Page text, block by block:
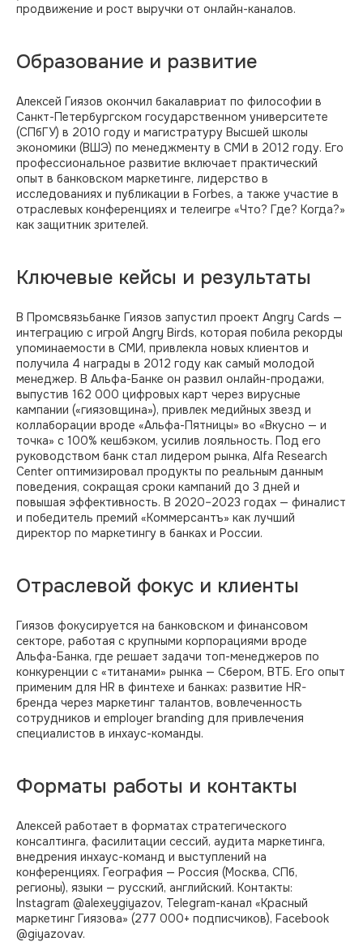
продвижение и рост выручки от онлайн-каналов.
Образование и развитие
Алексей Гиязов окончил бакалавриат по философии в
Санкт-Петербургском государственном университете
(СПбГУ) в 2010 году и магистратуру Высшей школы
экономики (ВШЭ) по менеджменту в СМИ в 2012 году. Его
профессиональное развитие включает практический
опыт в банковском маркетинге, лидерство в
исследованиях и публикации в Forbes, а также участие в
отраслевых конференциях и телеигре «Что? Где? Когда?»
как защитник зрителей.
Ключевые кейсы и результаты
В Промсвязьбанке Гиязов запустил проект Angry Cards —
интеграцию с игрой Angry Birds, которая побила рекорды
упоминаемости в СМИ, привлекла новых клиентов и
получила 4 награды в 2012 году как самый молодой
менеджер. В Альфа-Банке он развил онлайн-продажи,
выпустив 162 000 цифровых карт через вирусные
кампании («гиязовщина»), привлек медийных звезд и
коллаборации вроде «Альфа-Пятницы» во «Вкусно — и
точка» с 100% кешбэком, усилив лояльность. Под его
руководством банк стал лидером рынка, Alfa Research
Center оптимизировал продукты по реальным данным
поведения, сокращая сроки кампаний до 3 дней и
повышая эффективность. В 2020–2023 годах — финалист
и победитель премий «Коммерсантъ» как лучший
директор по маркетингу в банках и России.
Отраслевой фокус и клиенты
Гиязов фокусируется на банковском и финансовом
секторе, работая с крупными корпорациями вроде
Альфа-Банка, где решает задачи топ-менеджеров по
конкуренции с «титанами» рынка — Сбером, ВТБ. Его опыт
применим для HR в финтехе и банках: развитие HR-
бренда через маркетинг талантов, вовлеченность
сотрудников и employer branding для привлечения
специалистов в инхаус-команды.
Форматы работы и контакты
Алексей работает в форматах стратегического
консалтинга, фасилитации сессий, аудита маркетинга,
внедрения инхаус-команд и выступлений на
конференциях. География — Россия (Москва, СПб,
регионы), языки — русский, английский. Контакты:
Instagram @alexeygiyazov, Telegram-канал «Красный
маркетинг Гиязова» (277 000+ подписчиков), Facebook
@giyazovav.